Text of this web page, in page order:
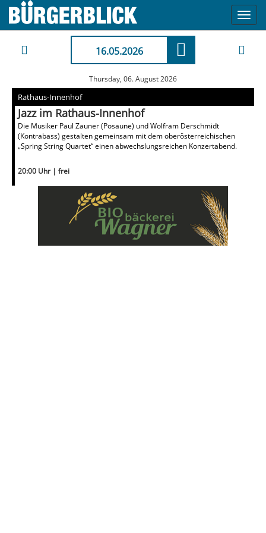
16.05.2026
Thursday, 06. August 2026
Rathaus-Innenhof
Jazz im Rathaus-Innenhof
Die Musiker Paul Zauner (Posaune) und Wolfram Derschmidt
(Kontrabass) gestalten gemeinsam mit dem oberösterreichischen
„Spring String Quartet“ einen abwechslungsreichen Konzertabend.
20:00 Uhr | frei